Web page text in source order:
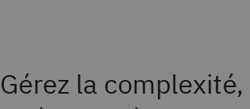
Gérez la complexité,